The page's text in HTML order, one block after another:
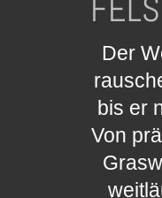
Der
bis er
Von